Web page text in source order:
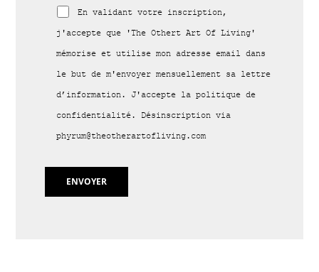
En validant votre inscription,
j'accepte que 'The Othert Art Of Living'
mémorise et utilise mon adresse email dans
le but de m'envoyer mensuellement sa lettre
d’information. J'accepte la politique de
confidentialité. Désinscription via
phyrum@theotherartofliving.com